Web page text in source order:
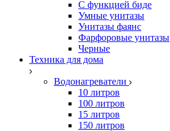
С функцией биде
Умные унитазы
Унитазы фаянс
Фарфоровые унитазы
Черные
Техника для дома
Водонагреватели
10 литров
100 литров
15 литров
150 литров